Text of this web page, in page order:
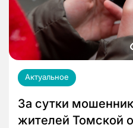
Актуальное
За сутки
жителей Томской